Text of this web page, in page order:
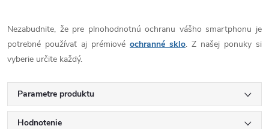
Nezabudnite, že pre plnohodnotnú ochranu vášho smartphonu je
potrebné používať aj prémiové ochranné sklo. Z našej ponuky si
vyberie určite každý.
Parametre produktu
Hodnotenie